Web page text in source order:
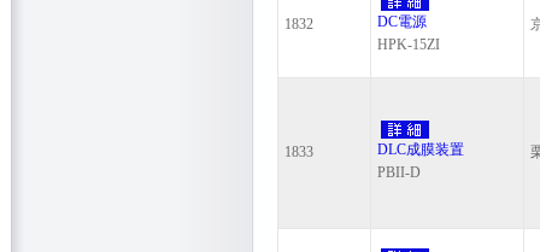
1832
DC電源
HPK-15ZI
1833
DLC成膜装置
PBII-D